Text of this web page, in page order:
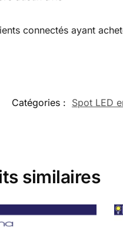
connectés ayant
Catégories : Spot LED
similaires